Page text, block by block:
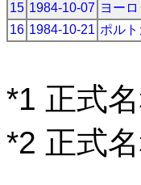
15 1984-10-07 ヨー
16 1984-10-21 ポル
*1 正式
*2 正式